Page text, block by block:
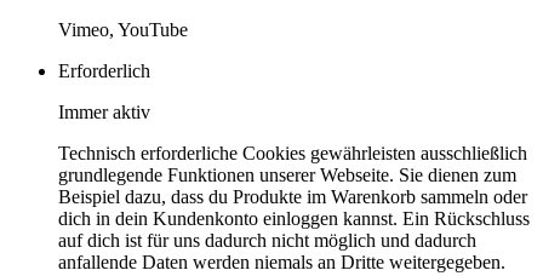
Vimeo, YouTube
Erforderlich
Immer aktiv
Technisch erforderliche Cookies gewährleisten ausschließlich
grundlegende Funktionen unserer Webseite. Sie dienen zum
Beispiel dazu, dass du Produkte im Warenkorb sammeln oder
dich in dein Kundenkonto einloggen kannst. Ein Rückschluss
auf dich ist für uns dadurch nicht möglich und dadurch
anfallende Daten werden niemals an Dritte weitergegeben.